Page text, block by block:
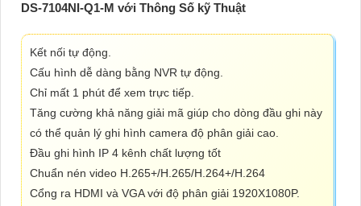
DS-7104NI-Q1-M với Thông Số kỹ Thuật
Kết nối tự động.
Cấu hình dễ dàng bằng NVR tự động.
Chỉ mất 1 phút để xem trực tiếp.
Tăng cường khả năng giải mã giúp cho dòng đầu ghi này
có thể quản lý ghi hình camera độ phân giải cao.
Đầu ghi hình IP 4 kênh chất lượng tốt
Chuẩn nén video H.265+/H.265/H.264+/H.264
Cổng ra HDMI và VGA với độ phân giải 1920X1080P.